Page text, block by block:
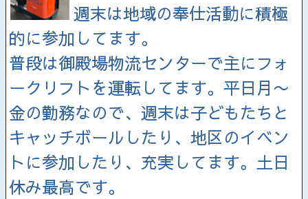
週末は地域の奉仕活動に積極
的に参加してます。
普段は御殿場物流センターで主にフォ
ークリフトを運転してます。平日月〜
金の勤務なので、週末は子どもたちと
キャッチボールしたり、地区のイベン
トに参加したり、充実してます。土日
休み最高です。